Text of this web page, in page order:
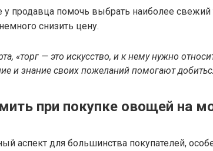
у продавца помочь выбрать наиболее свежий
снизить цену.
«торг — это искусство, и к нему нужно
и знание своих пожеланий помогают
при покупке овощей на
аспект для большинства покупателей,